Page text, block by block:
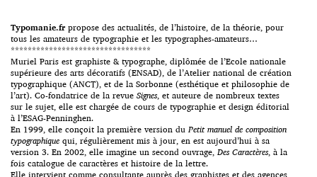
Typomanie.fr propose des actualités, de l’histoire, de la théorie, pour
tous les amateurs de typographie et les typographes-amateurs…
*********************************
Muriel Paris est graphiste & typographe, diplômée de l’Ecole nationale
supérieure des arts décoratifs (ENSAD), de l’Atelier national de création
typographique (ANCT), et de la Sorbonne (esthétique et philosophie de
l’art). Co-fondatrice de la revue Signes, et auteure de nombreux textes
sur le sujet, elle est chargée de cours de typographie et design éditorial
à l’ESAG-Penninghen.
En 1999, elle conçoit la première version duPetit manuel de composition
typographique qui, régulièrement mis à jour, en est aujourd’hui à sa
version 3. En 2002, elle imagine un second ouvrage, Des Caractères, à la
fois catalogue de caractères et histoire de la lettre.